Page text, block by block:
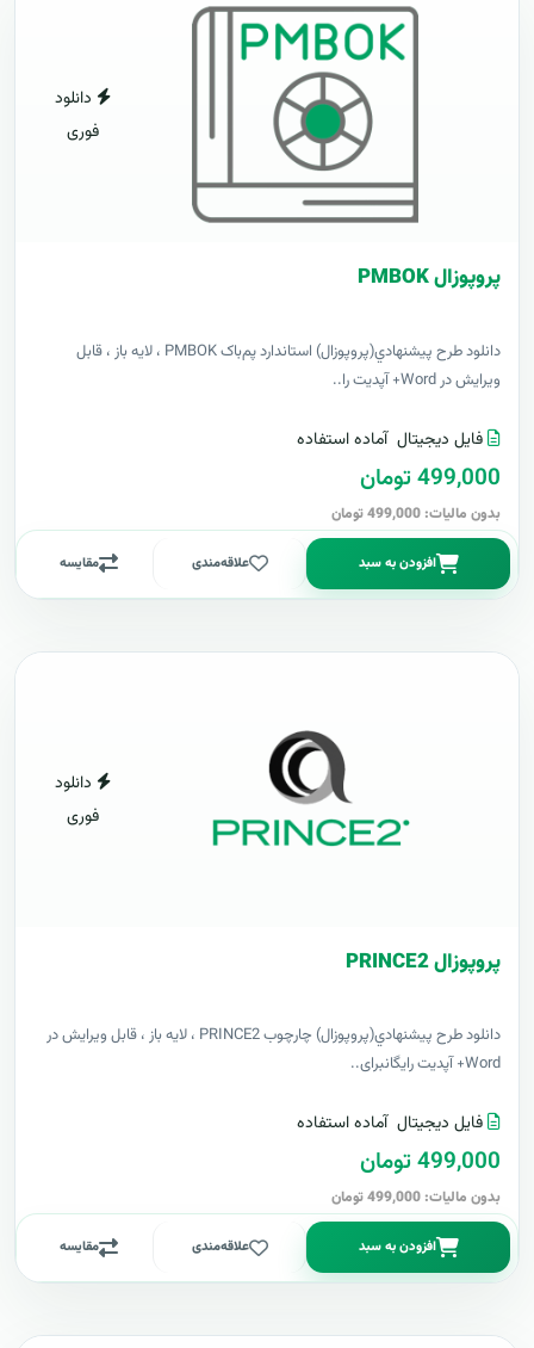
دانلود
فوری
پروپوزال PMBOK
دانلود طرح پيشنهادي(پروپوزال) استاندارد پم‌باک PMBOK ، لایه باز ، قابل
ویرایش در Word+ آپدیت را..
فایل دیجیتال آماده استفاده
499,000 تومان
بدون مالیات: 499,000 تومان
افزودن به سبد علاقه‌مندی مقایسه
دانلود
فوری
پروپوزال PRINCE2
دانلود طرح پيشنهادي(پروپوزال) چارچوب PRINCE2 ، لایه باز ، قابل ویرایش در
Word+ آپدیت رایگانبرای..
فایل دیجیتال آماده استفاده
499,000 تومان
بدون مالیات: 499,000 تومان
افزودن به سبد علاقه‌مندی مقایسه